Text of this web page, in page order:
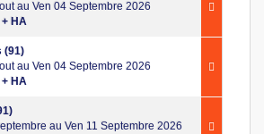
au Ven 04 Septembre 2026
+ HA
(91)
au Ven 04 Septembre 2026
+ HA
au Ven 11 Septembre 2026